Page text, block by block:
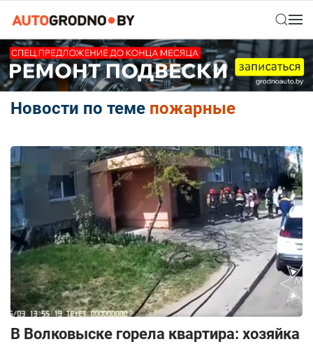
Новости по теме пожарные
В Волковыске горела квартира: хозяйка